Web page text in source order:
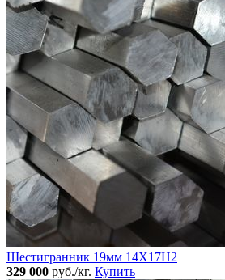
Шестигранник 19мм 14Х17Н2
329 000 руб./кг. Купить